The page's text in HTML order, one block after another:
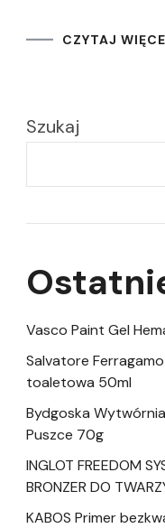
CZYTAJ
Szukaj
Vasco Paint Gel
Salvatore
toaletowa 50ml
Bydgoska
Puszce 70g
INGLOT FREEDOM
BRONZER DO
KABOS Primer